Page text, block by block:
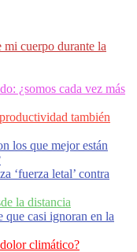
mi cuerpo durante la
¿somos cada vez más
también
los que mejor están
‘fuerza letal’ contra
la distancia
que casi ignoran en la
climático?